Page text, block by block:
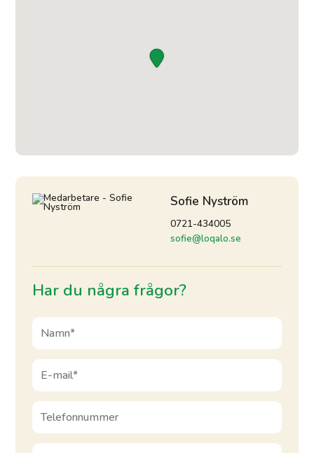

Sofie Nyström
0721-434005
sofie@loqalo.se
Har du några frågor?